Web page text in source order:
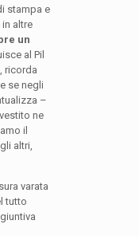
stampa e
altre
un
al Pil
ricorda
se negli
–
ne
il
altri,
varata
tutto